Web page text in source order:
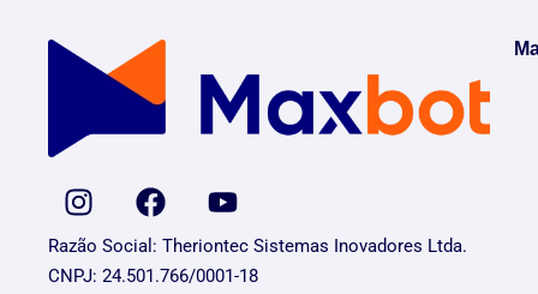
Razão Social: Theriontec Sistemas Inovadores Ltda.
CNPJ: 24.501.766/0001-18